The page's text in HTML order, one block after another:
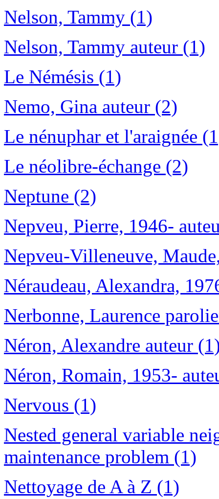
Nelson, Tammy (1)
Nelson, Tammy auteur (1)
Le Némésis (1)
Nemo, Gina auteur (2)
Le nénuphar et l'araignée
Le néolibre-échange (2)
Neptune (2)
Nepveu, Pierre, 1946-
Nepveu-Villeneuve,
Néraudeau, Alexandra,
Nerbonne, Laurence
Néron, Alexandre auteur
Néron, Romain, 1953-
Nervous (1)
Nested general variable
maintenance problem (1)
Nettoyage de A à Z (1)